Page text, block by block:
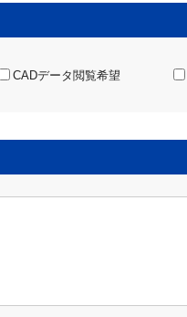
CADデータ閲覧希望